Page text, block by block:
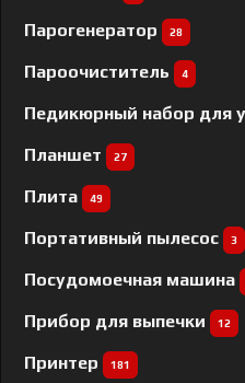
Парогенератор 28
Пароочиститель 4
Педикюрный набор для
Планшет 27
Плита 49
Портативный пылесос 3
Посудомоечная машина
Прибор для выпечки 12
Принтер 181